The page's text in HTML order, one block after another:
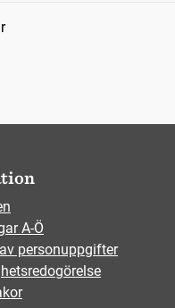
A-Ö
personuppgifter